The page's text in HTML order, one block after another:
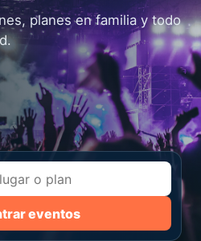
planes en familia y todo
eventos